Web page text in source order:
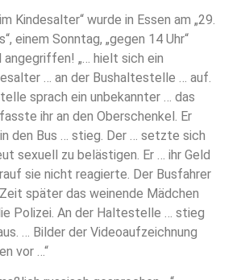
Kindesalter“ wurde in Essen am „29.
einem Sonntag, „gegen 14 Uhr“
„… hielt sich ein
… an der Bushaltestelle … auf.
sprach ein unbekannter … das
ihr an den Oberschenkel. Er
den Bus … stieg. Der … setzte sich
sexuell zu belästigen. Er … ihr Geld
sie nicht reagierte. Der Busfahrer
später das weinende Mädchen
Polizei. An der Haltestelle … stieg
… Bilder der Videoaufzeichnung
vor …“